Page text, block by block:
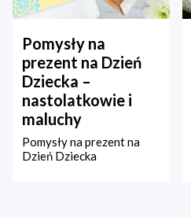
Pomysły na
prezent na Dzień
Dziecka –
nastolatkowie i
maluchy
Pomysły na prezent na
Dzień Dziecka